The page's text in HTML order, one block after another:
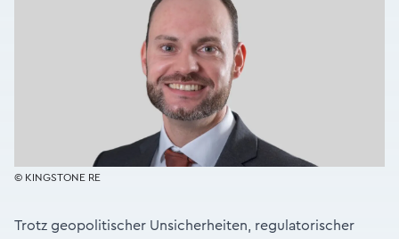
© KINGSTONE RE
Trotz geopolitischer Unsicherheiten, regulatorischer